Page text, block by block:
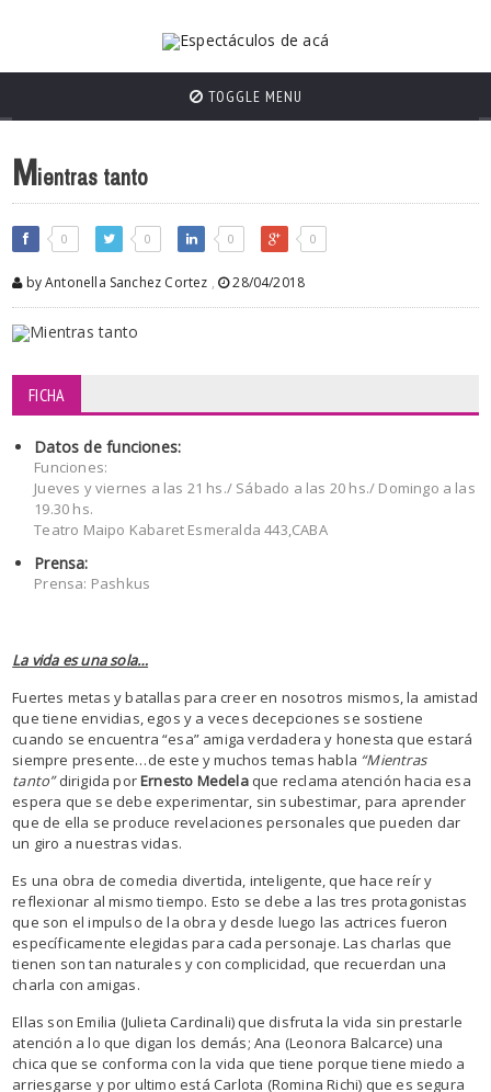
TOGGLE MENU
Mientras tanto
0 0 0 0
by Antonella Sanchez Cortez , 28/04/2018
FICHA
Datos de funciones:
Funciones:
Jueves y viernes a las 21 hs./ Sábado a las 20 hs./ Domingo a las
19.30 hs.
Teatro Maipo Kabaret Esmeralda 443,CABA
Prensa:
Prensa: Pashkus
La vida es una sola…
Fuertes metas y batallas para creer en nosotros mismos, la amistad
que tiene envidias, egos y a veces decepciones se sostiene
cuando se encuentra “esa” amiga verdadera y honesta que estará
siempre presente…de este y muchos temas habla “Mientras
tanto”dirigida porErnesto Medelaque reclama atención hacia esa
espera que se debe experimentar, sin subestimar, para aprender
que de ella se produce revelaciones personales que pueden dar
un giro a nuestras vidas.
Es una obra de comedia divertida, inteligente, que hace reír y
reflexionar al mismo tiempo. Esto se debe a las tres protagonistas
que son el impulso de la obra y desde luego las actrices fueron
específicamente elegidas para cada personaje. Las charlas que
tienen son tan naturales y con complicidad, que recuerdan una
charla con amigas.
Ellas son Emilia (Julieta Cardinali) que disfruta la vida sin prestarle
atención a lo que digan los demás; Ana (Leonora Balcarce) una
chica que se conforma con la vida que tiene porque tiene miedo a
arriesgarse y por ultimo está Carlota (Romina Richi) que es segura